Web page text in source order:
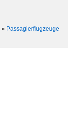
» Passagierflugzeuge